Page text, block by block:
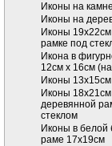
Иконы на камне
Иконы на
Иконы 19х22см
рамке под
Икона в
12см х 16см
Иконы 13х15см
Иконы 18х21см
деревянной
стеклом
Иконы в белой
раме 17х19см